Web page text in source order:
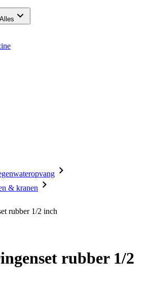
Alles
& kranen
rubber 1/2 inch
rubber 1/2